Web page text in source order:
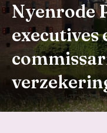
Nyenrode
executives